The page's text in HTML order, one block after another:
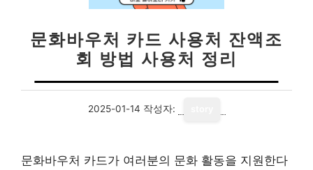
문화바우처 카드 사용처 잔액조
회 방법 사용처 정리
2025-01-14 작성자:
문화바우처 카드가 여러분의 문화 활동을 지원한다